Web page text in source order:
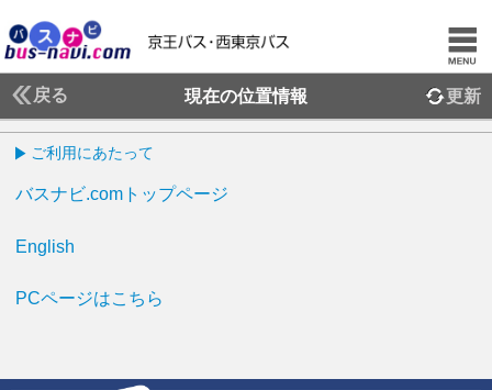
戻る 現在の位置情報 更新
ご利用にあたって
バスナビ.comトップページ
English
PCページはこちら